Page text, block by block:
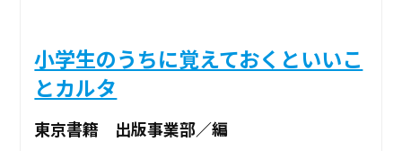
小学生のうちに覚えておくといいこ
とカルタ
東京書籍 出版事業部／編